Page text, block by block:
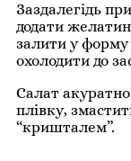
Заздалегідь
додати
залити у
охолодити до
Салат
плівку,
“кришталем”.